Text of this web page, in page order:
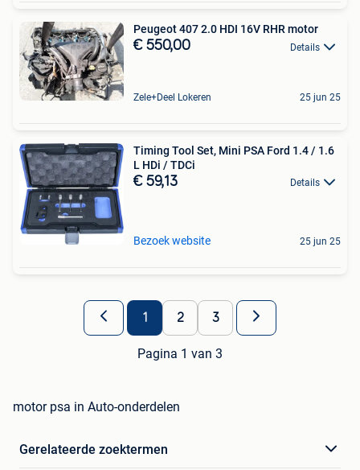
Peugeot 407 2.0 HDI 16V RHR motor
€ 550,00 Details
Zele+Deel Lokeren 25 jun 25
Timing Tool Set, Mini PSA Ford 1.4 / 1.6
L HDi / TDCi
€ 59,13 Details
Bezoek website 25 jun 25
1 2 3
Pagina 1 van 3
motor psa in Auto-onderdelen
Gerelateerde zoektermen